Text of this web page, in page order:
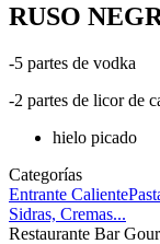
RUSO
-5 partes de vodka
-2 partes de licor de
hielo picado
Categorías
Entrante Caliente
Sidras, Cremas...
Restaurante Bar